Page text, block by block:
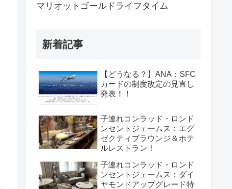
マリオットゴールドライフタイム
新着記事
【どうなる？】ANA：SFC
カードの制度改定の見直し
発表！！
子連れコンラッド・ロンド
ンセントジェームス：エグ
ゼクティブラウンジ＆ホテ
ルレストラン！
子連れコンラッド・ロンド
ンセントジェームス：ダイ
ヤモンドアップグレード特